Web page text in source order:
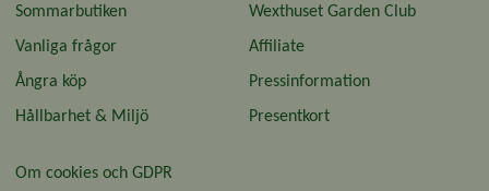
Sommarbutiken
Vanliga frågor
Ångra köp
Hållbarhet & Miljö
Wexthuset Garden Club
Affiliate
Pressinformation
Presentkort
Om cookies och GDPR